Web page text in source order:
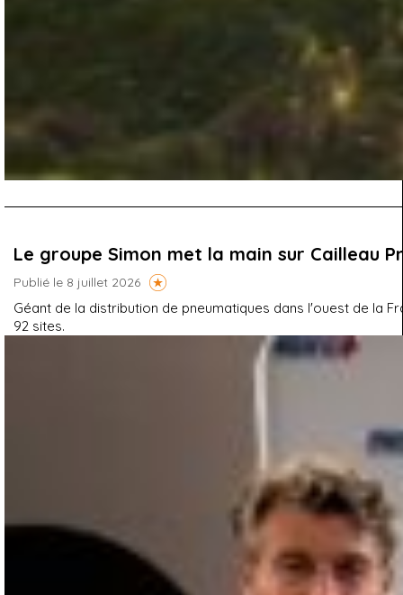
Le groupe Simon met la main sur Cailleau
Publié le 8 juillet 2026
Géant de la distribution de pneumatiques dans l'ouest de la
92 sites.